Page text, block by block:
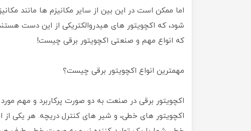
اما ممکن است در این بین از سایر مکانیزم ها مانند
شود، که اکچویتور های هیدروالکتریکی از این دست
که انواع مهم و صنعتی اکچویتور برقی چیست!
مهمترین انواع اکچویتور برقی چیست؟
اکچویتور برقی در صنعت به دو صورت پرکاربرد و مهم مورد
اکچویتور های خطی، و شیر های کنترل دریچه. هر یکی از